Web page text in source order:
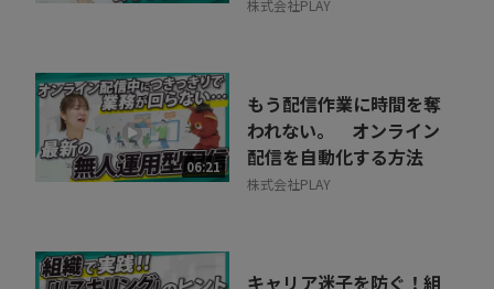
株式会社PLAY
06:21
もう配信作業に時間を奪
われない。 オンライン
配信を自動化する方法
株式会社PLAY
キャリア迷子を防ぐ！組